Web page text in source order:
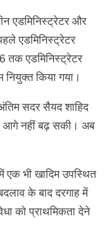
एडमिनिस्ट्रेटर और
एडमिनिस्ट्रेटर
तक एडमिनिस्ट्रेटर
किया गया।
सदर सैयद शाहिद
आगे नहीं बढ़ सकी। अब
एक भी खादिम उपस्थित
के बाद दरगाह में
को प्राथमिकता देने